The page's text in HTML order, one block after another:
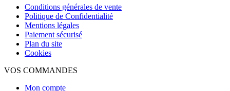
Conditions générales de vente
Politique de Confidentialité
Mentions légales
Paiement sécurisé
Plan du site
Cookies
VOS COMMANDES
Mon compte